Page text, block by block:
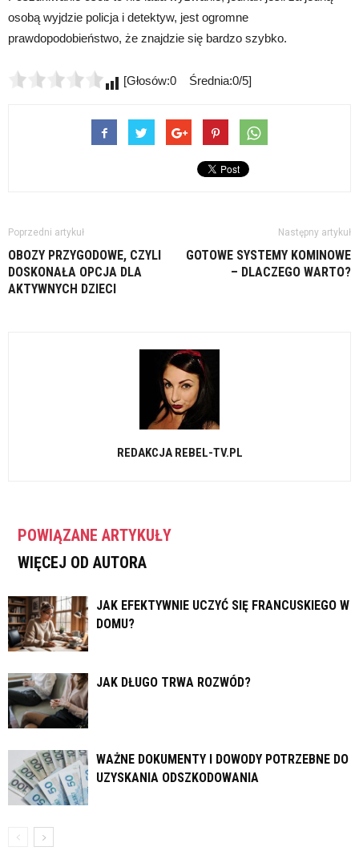
osobą wyjdzie policja i detektyw, jest ogromne
prawdopodobieństwo, że znajdzie się bardzo szybko.
[Głosów:0 Średnia:0/5]
Poprzedni artykuł
OBOZY PRZYGODOWE, CZYLI
DOSKONAŁA OPCJA DLA
AKTYWNYCH DZIECI
Następny artykuł
GOTOWE SYSTEMY KOMINOWE
– DLACZEGO WARTO?
REDAKCJA REBEL-TV.PL
POWIĄZANE ARTYKUŁY
WIĘCEJ OD AUTORA
JAK EFEKTYWNIE UCZYĆ SIĘ FRANCUSKIEGO W
DOMU?
JAK DŁUGO TRWA ROZWÓD?
WAŻNE DOKUMENTY I DOWODY POTRZEBNE DO
UZYSKANIA ODSZKODOWANIA